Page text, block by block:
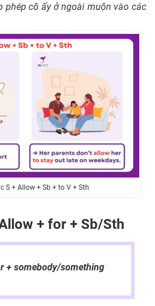
phép cô ấy ở ngoài muộn vào các
S + Allow + Sb + to V + Sth
+ for + Sb/Sth
+ somebody/something